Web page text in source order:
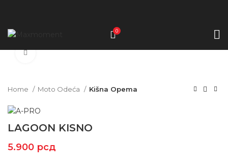
0
Home Moto Odeća Kišna Opema
LAGOON KISNO
5.900 рсд